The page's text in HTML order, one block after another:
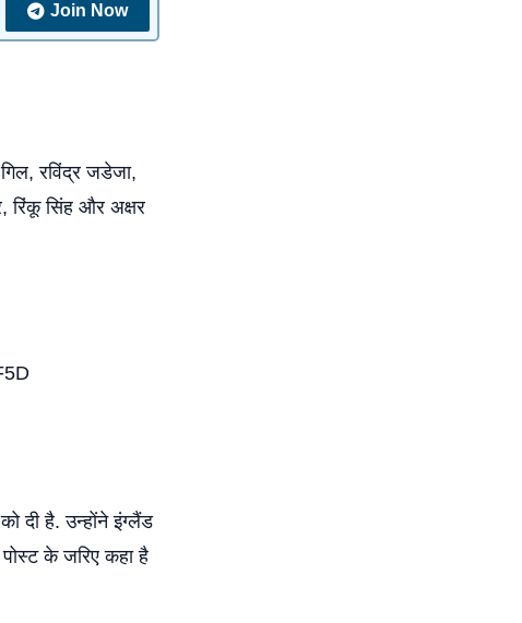
Join Now
रविंद्र जडेजा,
रिंकू सिंह और अक्षर
दी है. उन्होंने इंग्लैंड
के जरिए कहा है